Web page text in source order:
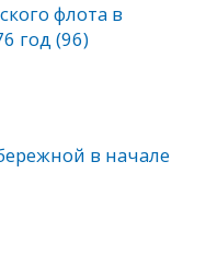
флота в
год (96)
в начале